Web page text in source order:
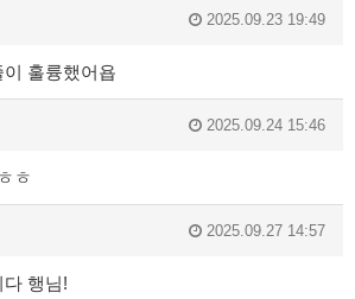
2025.09.23 19:49
훌륭했어욥
2025.09.24 15:46
ㅎ
2025.09.27 14:57
행님!